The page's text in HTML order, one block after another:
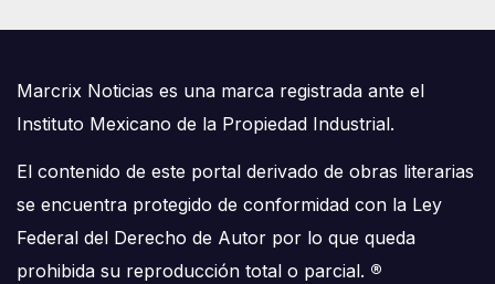
Marcrix Noticias es una marca registrada ante el
Instituto Mexicano de la Propiedad Industrial.
El contenido de este portal derivado de obras literarias
se encuentra protegido de conformidad con la Ley
Federal del Derecho de Autor por lo que queda
prohibida su reproducción total o parcial. ®